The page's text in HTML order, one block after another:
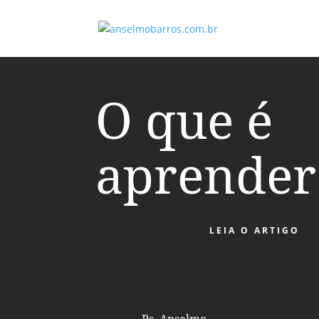
O que é
aprender
LEIA O ARTIGO